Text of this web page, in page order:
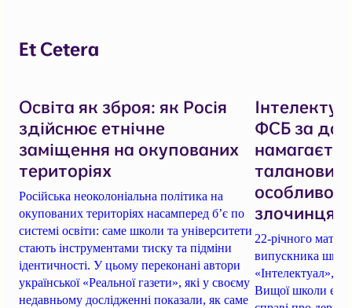
Et Cetera
Освіта як зброя: як Росія
здійснює етнічне
заміщення на окупованих
територіях
Російська неоколоніальна політика на
окупованих територіях насамперед б’є по
системі освіти: саме школи та університети
стають інструментами тиску та підміни
ідентичності. У цьому переконані автори
української «Реальної газети», які у своєму
недавньому дослідженні показали, як саме
ФСБ за
особливо
злочинця
22-річного
випускника
«Інтелектуал»,
Вищої школи